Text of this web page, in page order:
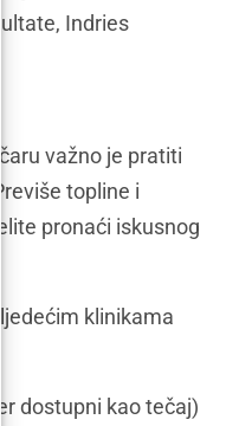
Indries
važno je pratiti
topline i
pronaći iskusnog
klinikama
dostupni kao tečaj)